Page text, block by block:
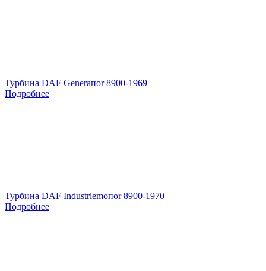
Турбина DAF Generaпоr 8900-1969
Подробнее
Турбина DAF Industriemoпоr 8900-1970
Подробнее